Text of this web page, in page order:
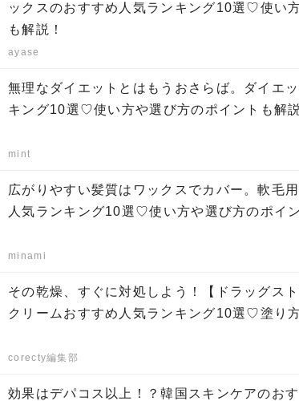
ックスのおすすめ人気ランキング10選♡使い
も解説！
ayase
無理なダイエットとはもうおさらば。ダイエ
キング10選♡使い方や選び方のポイントも解説
mint
広がりやすい髪質はワックスでカバー。軟毛
人気ランキング10選♡使い方や選び方のポイ
minami
その乾燥、すぐに対処しよう！【ドラッグス
クリームおすすめ人気ランキング10選♡塗り
corecty編集部
効果はデパコス以上！？韓国スキンケアのお